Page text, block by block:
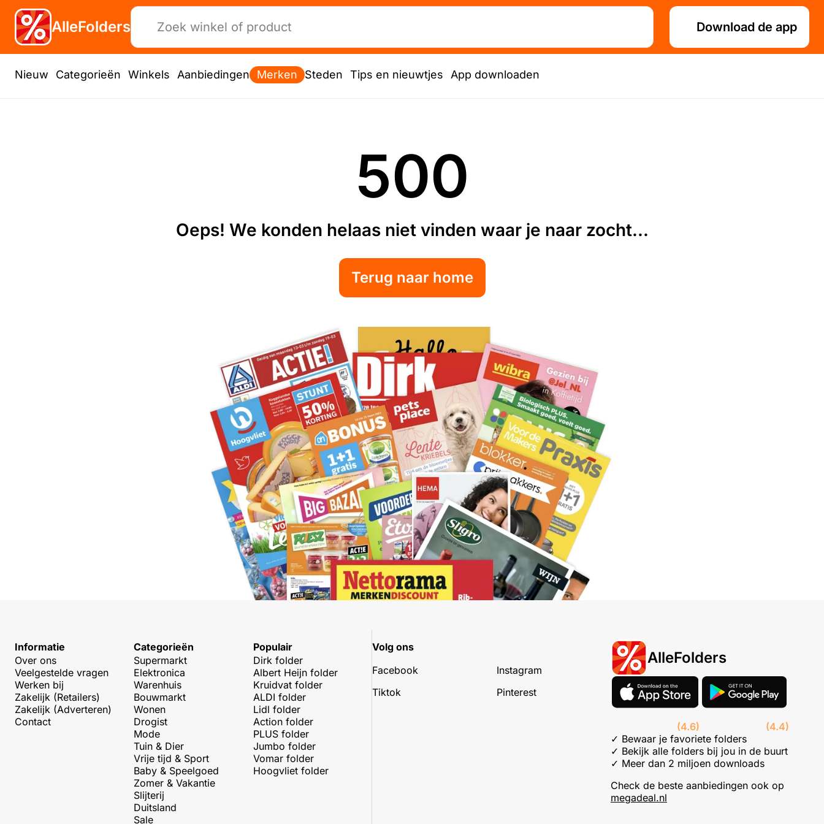
AlleFolders Download de app
Nieuw Categorieën Winkels Aanbiedingen Merken Steden Tips en nieuwtjes App downloaden
500
Oeps! We konden helaas niet vinden waar je naar zocht...
Terug naar home
Informatie
Over ons
Veelgestelde vragen
Werken bij
Zakelijk (Retailers)
Zakelijk (Adverteren)
Contact
Categorieën
Supermarkt
Elektronica
Warenhuis
Bouwmarkt
Wonen
Drogist
Mode
Tuin & Dier
Vrije tijd & Sport
Baby & Speelgoed
Zomer & Vakantie
Slijterij
Duitsland
Sale
Populair
Dirk folder
Albert Heijn folder
Kruidvat folder
ALDI folder
Lidl folder
Action folder
PLUS folder
Jumbo folder
Vomar folder
Hoogvliet folder
Volg ons
Facebook
Instagram
Tiktok
Pinterest
AlleFolders
(4.6)
(4.4)
✓ Bewaar je favoriete folders
✓ Bekijk alle folders bij jou in de buurt
✓ Meer dan 2 miljoen downloads
Check de beste aanbiedingen ook op
megadeal.nl